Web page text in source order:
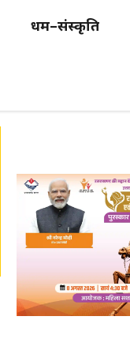
धर्म–संस्कृति